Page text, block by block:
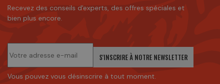
Recevez des conseils d'experts, des offres spéciales et
bien plus encore.
S'INSCRIRE À NOTRE NEWSLETTER
Vous pouvez vous désinscrire à tout moment.